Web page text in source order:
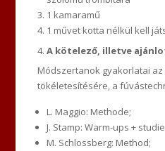
1 kamaramű
1 művet kotta nélkül kell
A kötelező, illetve
Módszertanok gyakorlatai
tökéletesítésére, a
L. Maggio: Methode;
J. Stamp: Warm-ups +
M. Schlossberg: Method;